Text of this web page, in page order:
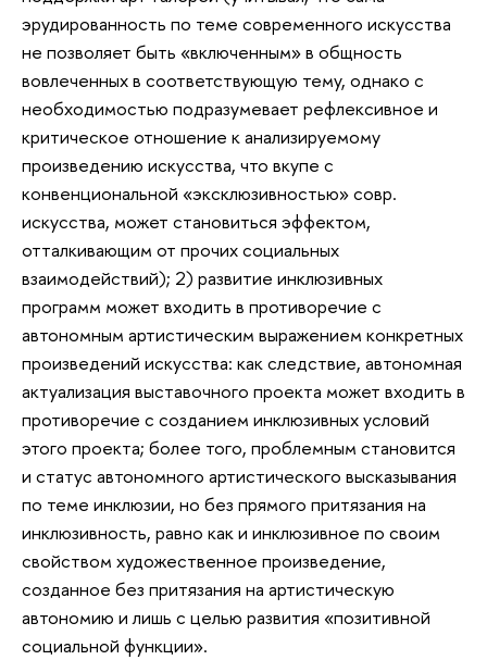
эрудированность по теме современного искусства
не позволяет быть «включенным» в общность
вовлеченных в соответствующую тему, однако с
необходимостью подразумевает рефлексивное и
критическое отношение к анализируемому
произведению искусства, что вкупе с
конвенциональной «эксклюзивностью» совр.
искусства, может становиться эффектом,
отталкивающим от прочих социальных
взаимодействий); 2) развитие инклюзивных
программ может входить в противоречие с
автономным артистическим выражением конкретных
произведений искусства: как следствие, автономная
актуализация выставочного проекта может входить в
противоречие с созданием инклюзивных условий
этого проекта; более того, проблемным становится
и статус автономного артистического высказывания
по теме инклюзии, но без прямого притязания на
инклюзивность, равно как и инклюзивное по своим
свойством художественное произведение,
созданное без притязания на артистическую
автономию и лишь с целью развития «позитивной
социальной функции».